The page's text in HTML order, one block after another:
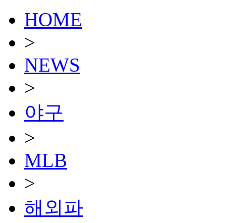
HOME
>
NEWS
>
야구
>
MLB
>
해외파